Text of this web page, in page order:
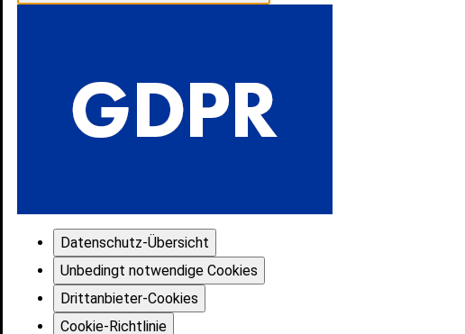
Datenschutz-Übersicht
Unbedingt notwendige Cookies
Drittanbieter-Cookies
Cookie-Richtlinie